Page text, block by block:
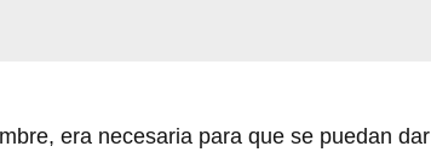
era necesaria para que se puedan dar